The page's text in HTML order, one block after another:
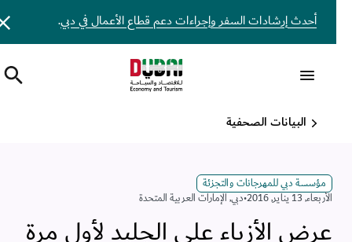
أحدث إرشادات السفر وإجراءات دعم قطاع الأعمال في دبي.
البيانات الصحفية
مؤسسة دبي للمهرجانات والتجزئة
اﻷربعاء, 13 يناير, 2016
•دبي,الإمارات العربية المتحدة
عرض الأزياء على الجليد لأول مرة